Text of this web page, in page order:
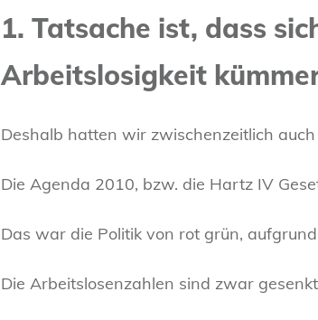
1. Tatsache ist, dass
Arbeitslosigkeit
Deshalb hatten wir zwischenzeitlich
Die Agenda 2010, bzw. die Hartz IV
Das war die Politik von rot grün,
Die Arbeitslosenzahlen sind zwar